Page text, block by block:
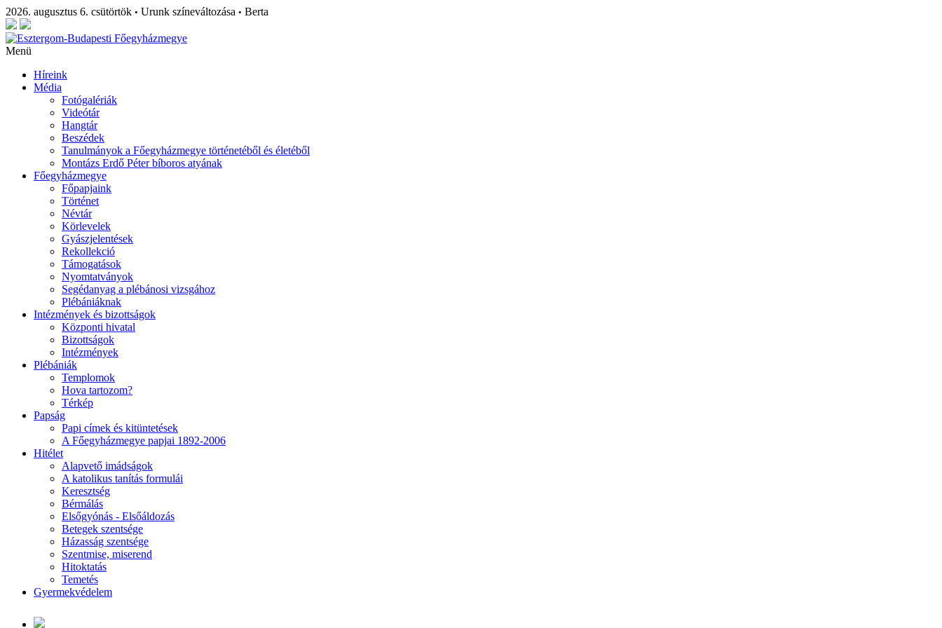
2026. augusztus 6. csütörtök • Urunk színeváltozása • Berta
Menü
Híreink
Média
Fotógalériák
Videótár
Hangtár
Beszédek
Tanulmányok a Főegyházmegye történetéből és életéből
Montázs Erdő Péter bíboros atyának
Főegyházmegye
Főpapjaink
Történet
Névtár
Körlevelek
Gyászjelentések
Rekollekció
Támogatások
Nyomtatványok
Segédanyag a plébánosi vizsgához
Plébániáknak
Intézmények és bizottságok
Központi hivatal
Bizottságok
Intézmények
Plébániák
Templomok
Hova tartozom?
Térkép
Papság
Papi címek és kitüntetések
A Főegyházmegye papjai 1892-2006
Hitélet
Alapvető imádságok
A katolikus tanítás formulái
Keresztség
Bérmálás
Elsőgyónás - Elsőáldozás
Betegek szentsége
Házasság szentsége
Szentmise, miserend
Hitoktatás
Temetés
Gyermekvédelem